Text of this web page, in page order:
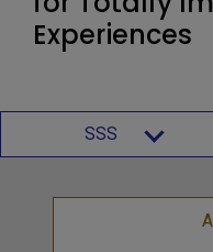
Experiences
SSS